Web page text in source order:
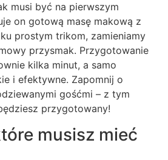
musi być na pierwszym
on gotową masę makową z
prostym trikom, zamieniamy
przysmak. Przygotowanie
kilka minut, a samo
i efektywne. Zapomnij o
gośćmi – z tym
przygotowany!
musisz mieć